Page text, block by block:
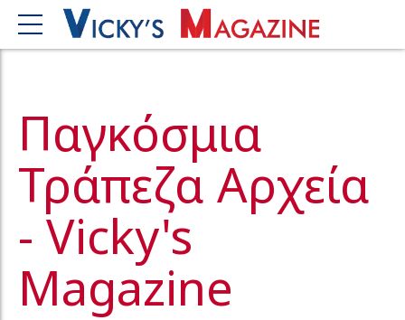
Παγκόσμια
Τράπεζα Αρχεία
- Vicky's
Magazine